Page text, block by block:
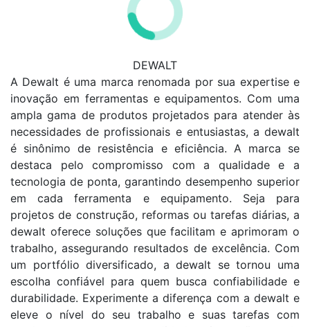
DEWALT
A Dewalt é uma marca renomada por sua expertise e
inovação em ferramentas e equipamentos. Com uma
ampla gama de produtos projetados para atender às
necessidades de profissionais e entusiastas, a dewalt
é sinônimo de resistência e eficiência. A marca se
destaca pelo compromisso com a qualidade e a
tecnologia de ponta, garantindo desempenho superior
em cada ferramenta e equipamento. Seja para
projetos de construção, reformas ou tarefas diárias, a
dewalt oferece soluções que facilitam e aprimoram o
trabalho, assegurando resultados de excelência. Com
um portfólio diversificado, a dewalt se tornou uma
escolha confiável para quem busca confiabilidade e
durabilidade. Experimente a diferença com a dewalt e
eleve o nível do seu trabalho e suas tarefas com